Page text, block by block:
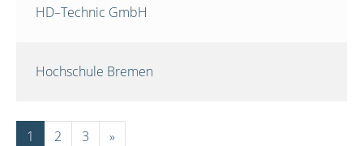
HD–Technic GmbH
Hochschule Bremen
1 2 3 »